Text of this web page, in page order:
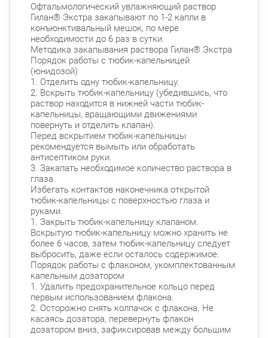
Офтальмологический увлажняющий раствор
Гилан® Экстра закапывают по 1-2 капли в
конъюнктивальный мешок, по мере
необходимости до 6 раз в сутки.
Методика закапывания раствора Гилан® Экстра
Порядок работы с тюбик-капельницей
(юнидозой)
1. Отделить одну тюбик-капельницу.
2. Вскрыть тюбик-капельницу (убедившись, что
раствор находится в нижней части тюбик-
капельницы, вращающими движениями
повернуть и отделить клапан).
Перед вскрытием тюбик-капельницы
рекомендуется вымыть или обработать
антисептиком руки.
3. Закапать необходимое количество раствора в
глаза.
Избегать контактов наконечника открытой
тюбик-капельницы с поверхностью глаза и
руками.
1. Закрыть тюбик-капельницу клапаном.
Вскрытую тюбик-капельницу можно хранить не
более 6 часов, затем тюбик-капельницу следует
выбросить, даже если осталось содержимое.
Порядок работы с флаконом, укомплектованным
капельным дозатором
1. Удалить предохранительное кольцо перед
первым использованием флакона.
2. Осторожно снять колпачок с флакона. Не
касаясь дозатора, перевернуть флакон
дозатором вниз, зафиксировав между большим